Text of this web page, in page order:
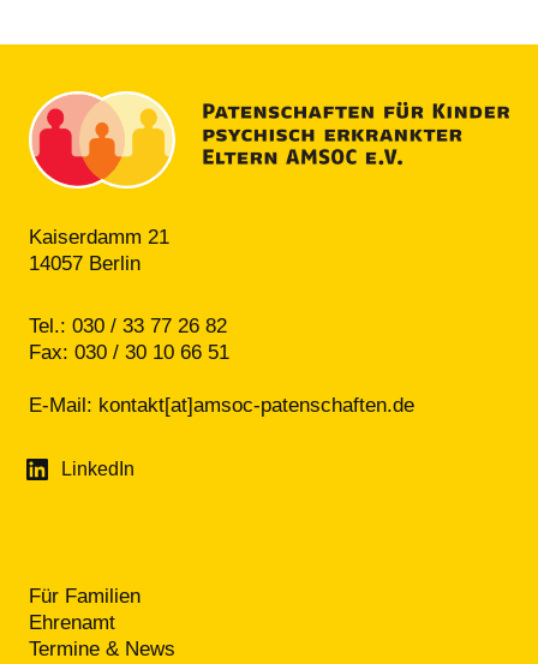
Kaiserdamm 21
14057 Berlin
Tel.: 030 / 33 77 26 82
Fax: 030 / 30 10 66 51
E-Mail: kontakt[at]amsoc-patenschaften.de
LinkedIn
Für Familien
Ehrenamt
Termine & News